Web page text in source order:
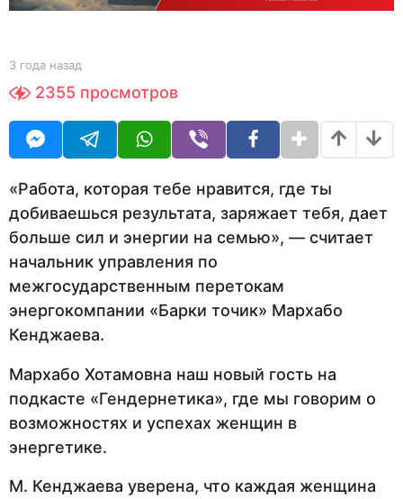
а
а
з
b
Y
O
R
3 года назад
о
а
н
з
д
2355 просмотров
«Работа, которая тебе нравится, где ты
добиваешься результата, заряжает тебя, дает
больше сил и энергии на семью», — считает
начальник управления по
межгосударственным перетокам
энергокомпании «Барки точик» Мархабо
Кенджаева.
Мархабо Хотамовна наш новый гость на
подкасте «Гендернетика», где мы говорим о
возможностях и успехах женщин в
энергетике.
М. Кенджаева уверена, что каждая женщина